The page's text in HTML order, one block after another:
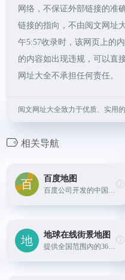
网络，不保证外部链接的准
链接的指向，不由阅文网址
午5:57收录时，该网页上的
的内容如出现违规，可以直
网址大全不承担任何责任。
阅文网址大全致力于优质、实用
相关导航
百度地图
百度公司开发的中国本土化在线地图平台，提供驾车、公交、步行等出行方案，以及实时路况、周边搜索等服务。
地球在线街景地图
提供全国范围内的360度全景视图服务，让用户可以在线“漫步”在世界各地的街道上查看实际街景图像。用户可以通过拖动鼠标或移动设备屏幕，全方位地查看城市街道、建筑外观、公园景点...